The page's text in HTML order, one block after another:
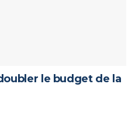
le budget de la